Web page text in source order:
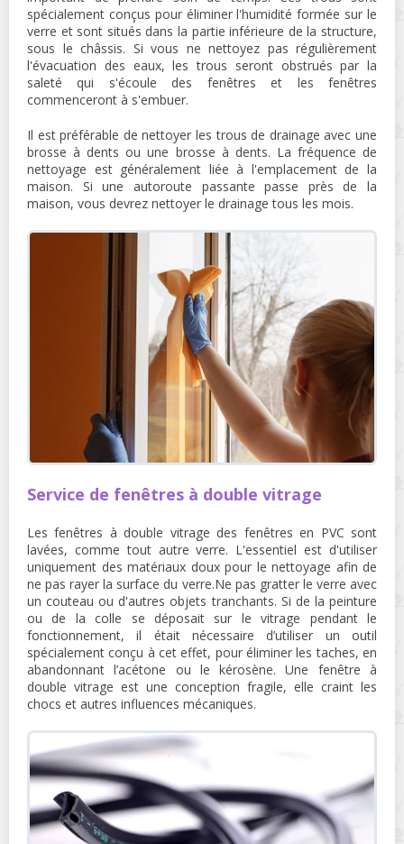
spécialement conçus pour éliminer l'humidité formée sur le
verre et sont situés dans la partie inférieure de la structure,
sous le châssis. Si vous ne nettoyez pas régulièrement
l'évacuation des eaux, les trous seront obstrués par la
saleté qui s'écoule des fenêtres et les fenêtres
commenceront à s'embuer.
Il est préférable de nettoyer les trous de drainage avec une
brosse à dents ou une brosse à dents. La fréquence de
nettoyage est généralement liée à l'emplacement de la
maison. Si une autoroute passante passe près de la
maison, vous devrez nettoyer le drainage tous les mois.
Service de fenêtres à double vitrage
Les fenêtres à double vitrage des fenêtres en PVC sont
lavées, comme tout autre verre. L'essentiel est d'utiliser
uniquement des matériaux doux pour le nettoyage afin de
ne pas rayer la surface du verre.Ne pas gratter le verre avec
un couteau ou d'autres objets tranchants. Si de la peinture
ou de la colle se déposait sur le vitrage pendant le
fonctionnement, il était nécessaire d’utiliser un outil
spécialement conçu à cet effet, pour éliminer les taches, en
abandonnant l’acétone ou le kérosène. Une fenêtre à
double vitrage est une conception fragile, elle craint les
chocs et autres influences mécaniques.